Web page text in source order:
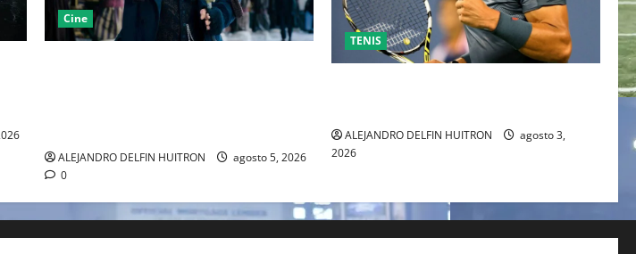
Cine
ALEJANDRO DELFIN HUITRON
agosto 5, 2026
0
TENIS
ALEJANDRO DELFIN HUITRON
agosto 3,
2026